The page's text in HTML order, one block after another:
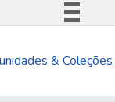
BR
& Coleções